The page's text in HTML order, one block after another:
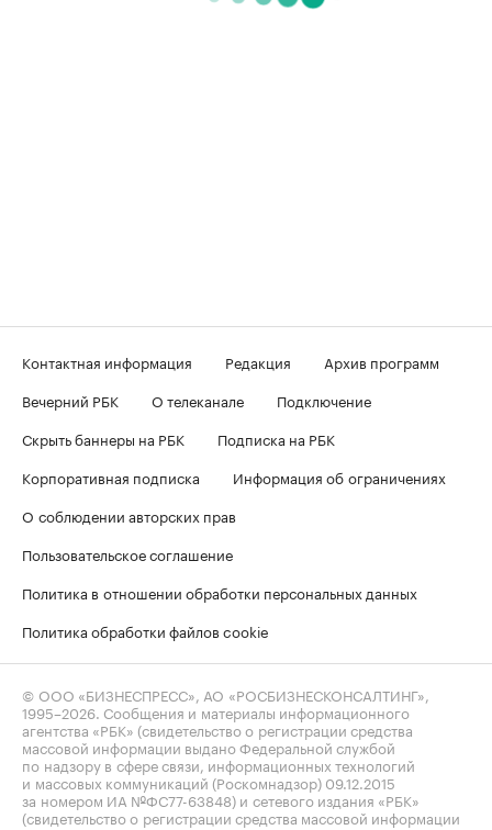
Контактная информация Редакция
Архив программ
Вечерний РБК
О телеканале
Подключение
Скрыть баннеры на РБК
Подписка на РБК
Корпоративная подписка
Информация об ограничениях
О соблюдении авторских прав
Пользовательское соглашение
Политика в отношении обработки персональных данных
Политика обработки файлов cookie
© ООО «БИЗНЕСПРЕСС», АО «РОСБИЗНЕСКОНСАЛТИНГ»,
1995–2026. Сообщения и материалы информационного
агентства «РБК» (свидетельство о регистрации средства
массовой информации выдано Федеральной службой
по надзору в сфере связи, информационных технологий
и массовых коммуникаций (Роскомнадзор) 09.12.2015
за номером ИА №ФС77-63848) и сетевого издания «РБК»
(свидетельство о регистрации средства массовой информации